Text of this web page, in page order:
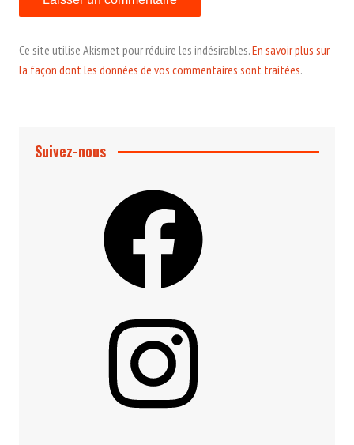
Ce site utilise Akismet pour réduire les indésirables.En savoir plus sur
la façon dont les données de vos commentaires sont traitées.
Suivez-nous